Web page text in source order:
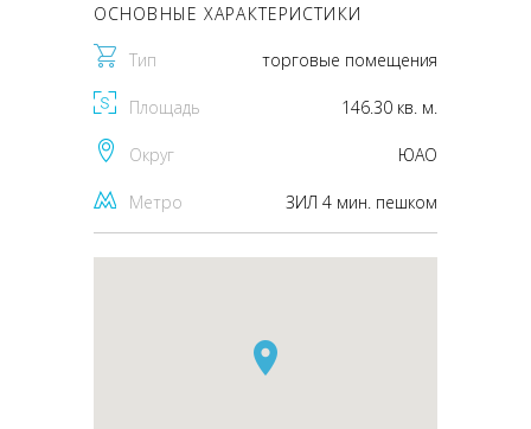
ОСНОВНЫЕ ХАРАКТЕРИСТИКИ
Тип торговые помещения
Площадь 146.30 кв. м.
Округ ЮАО
Метро ЗИЛ 4 мин. пешком